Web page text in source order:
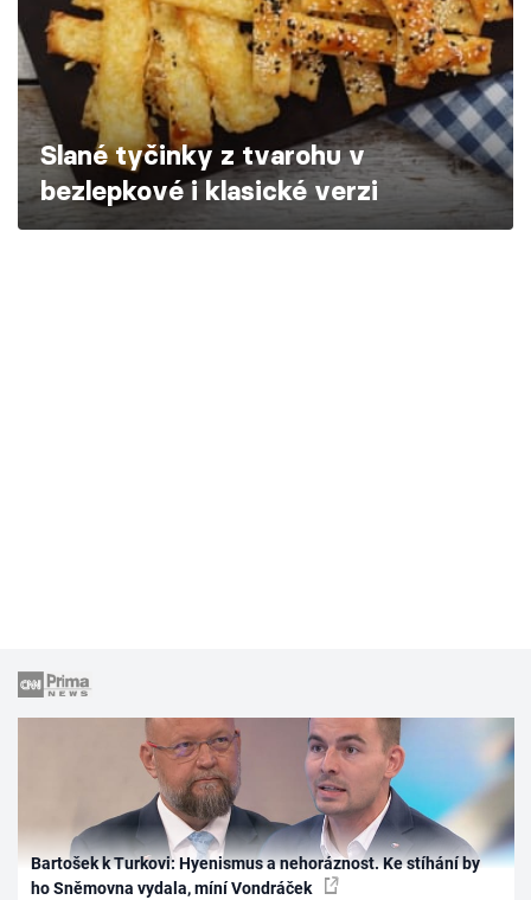
Škola vaření
Recepty z TV
Speciál: Cuketa
Těhotnej kuchař
Slané tyčinky z tvarohu v
bezlepkové i klasické verzi
Bartošek k Turkovi: Hyenismus a nehoráznost. Ke stíhání by
ho Sněmovna vydala, míní Vondráček